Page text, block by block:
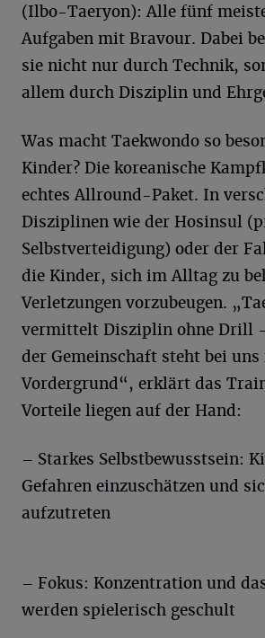
(Ilbo-Taeryon): Alle fünf
Aufgaben mit Bravour. Dabei
sie nicht nur durch Technik,
allem durch Disziplin und
Was macht Taekwondo so
Kinder? Die koreanische
echtes Allround-Paket. In
Disziplinen wie der Hosinsul
Selbstverteidigung) oder der
die Kinder, sich im Alltag zu
Verletzungen vorzubeugen.
vermittelt Disziplin ohne Drill
der Gemeinschaft steht bei
Vordergrund“, erklärt das
Vorteile liegen auf der Hand:
– Starkes Selbstbewusstsein:
Gefahren einzuschätzen und
aufzutreten
– Fokus: Konzentration und
werden spielerisch geschult